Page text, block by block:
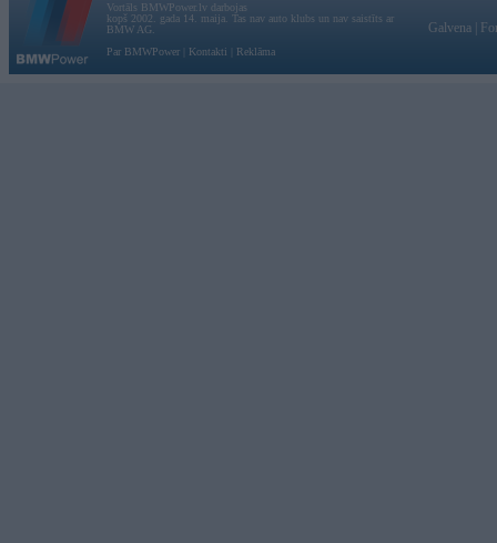
Vortāls BMWPower.lv darbojas
kopš 2002. gada 14. maija. Tas nav auto klubs un nav saistīts ar
BMW AG.
Par BMWPower
Kontakti Reklāma
Galvena